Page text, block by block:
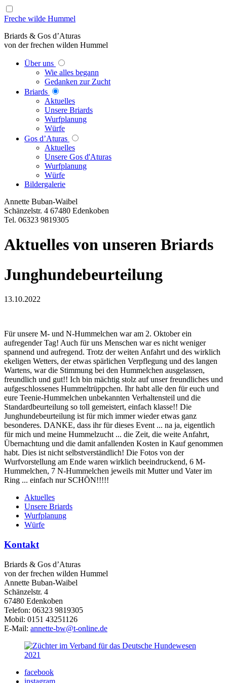
Freche wilde Hummel
Briards & Gos d’Aturas
von der frechen wilden Hummel
Über uns
Wie alles begann
Gedanken zur Zucht
Briards
Aktuelles
Unsere Briards
Wurfplanung
Würfe
Gos d’Aturas
Aktuelles
Unsere Gos d'Aturas
Wurfplanung
Würfe
Bildergalerie
Annette Buban-Waibel
Schänzelstr. 4 67480 Edenkoben
Tel. 06323 9819305
Aktuelles von unseren Briards
Junghundebeurteilung
13.10.2022
Für unsere M- und N-Hummelchen war am 2. Oktober ein
aufregender Tag! Auch für uns Menschen war es nicht weniger
spannend und aufregend. Trotz der weiten Anfahrt und des wirklich
ekeligen Wetters, der etwas spärlichen Verpflegung und des langen
Wartens, war die Stimmung bei den Hummelchen ausgelassen,
freundlich und gut!! Ich bin mächtig stolz auf unser freundliches und
aufgeschlossenes Hummeltrüppchen. Ihr habt alle den für euch und
eure Teenie-Hummelchen unbekannten Verhaltensteil und die
Standardbeurteilung so toll gemeistert, einfach klasse!! Die
Junghundebeurteilung ist für mich immer wieder etwas ganz
besonderes. DANKE, dass ihr für dieses Event ... na ja, eigentlich
für mich und meine Hummelzucht ... die Zeit, die weite Anfahrt,
Übernachtung und die damit anfallenden Kosten in Kauf genommen
habt. Dies ist nicht selbstverständlich! Die Fotos von der
Wurfvorstellung am Ende waren wirklich beeindruckend, 6 M-
Hummelchen, 7 N-Hummelchen jeweils mit Mutter und Vater im
Ring ... einfach nur SCHÖN!!!!!
Aktuelles
Unsere Briards
Wurfplanung
Würfe
Kontakt
Briards & Gos d’Aturas
von der frechen wilden Hummel
Annette Buban-Waibel
Schänzelstr. 4
67480 Edenkoben
Telefon: 06323 9819305
Mobil: 0151 43251126
E-Mail: annette-bw@t-online.de
facebook
instagram